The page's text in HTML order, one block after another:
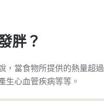
胖？
，當食物所提供的熱量超
生心血管疾病等等。